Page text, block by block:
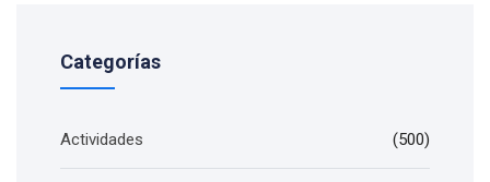
Categorías
Actividades (500)